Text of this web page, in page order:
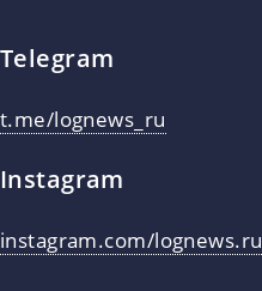
Telegram
t.me/lognews_ru
Instagram
instagram.com/lognews.ru